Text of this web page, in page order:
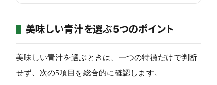
美味しい青汁を選ぶ5つのポイント
美味しい青汁を選ぶときは、一つの特徴だけで判断
せず、次の5項目を総合的に確認します。